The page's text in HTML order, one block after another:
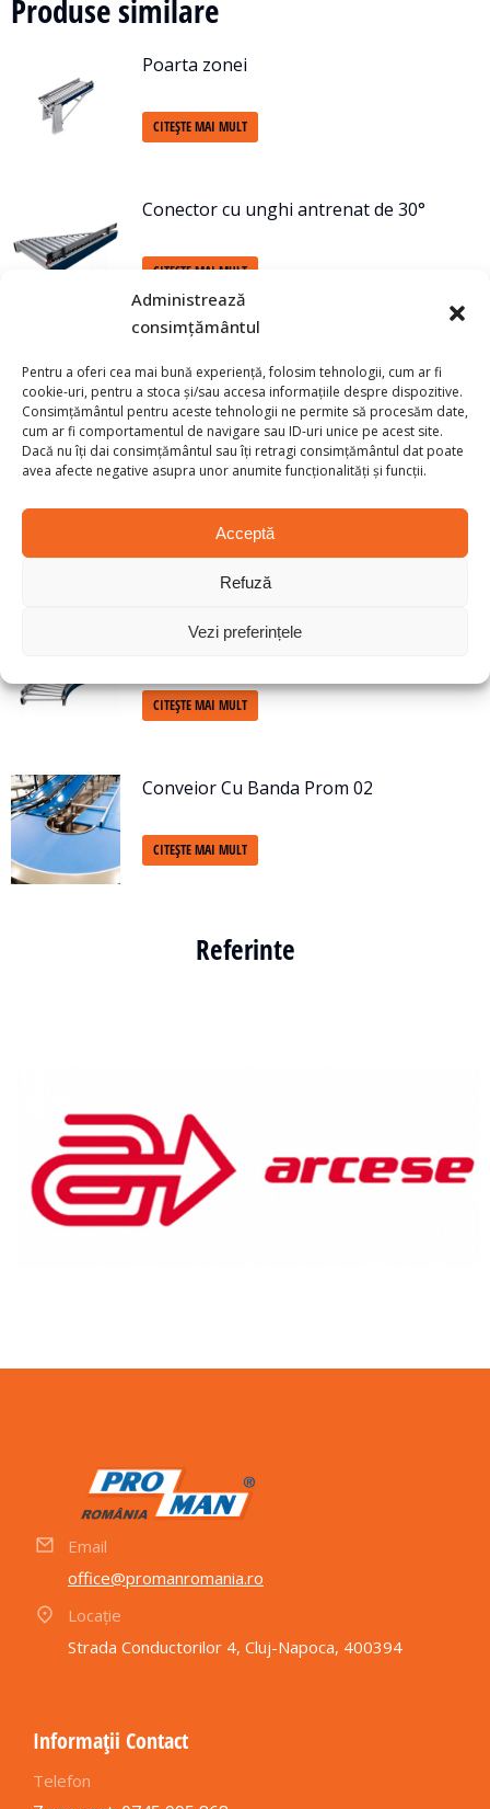
Administrează
consimțământul
Pentru a oferi cea mai bună experiență, folosim tehnologii, cum ar fi
cookie-uri, pentru a stoca și/sau accesa informațiile despre dispozitive.
Consimțământul pentru aceste tehnologii ne permite să procesăm date,
cum ar fi comportamentul de navigare sau ID-uri unice pe acest site.
Dacă nu îți dai consimțământul sau îți retragi consimțământul dat poate
avea afecte negative asupra unor anumite funcționalități și funcții.
Acceptă
Refuză
Vezi preferințele
Produse similare
Poarta zonei
CITEȘTE MAI MULT
Conector cu unghi antrenat de 30°
CITEȘTE MAI MULT
CITEȘTE MAI MULT
CITEȘTE MAI MULT
Arc gravitațional 90°
CITEȘTE MAI MULT
Conveior Cu Banda Prom 02
CITEȘTE MAI MULT
Referinte
Email
office@promanromania.ro
Locație
Strada Conductorilor 4, Cluj-Napoca, 400394
Informații Contact
Telefon